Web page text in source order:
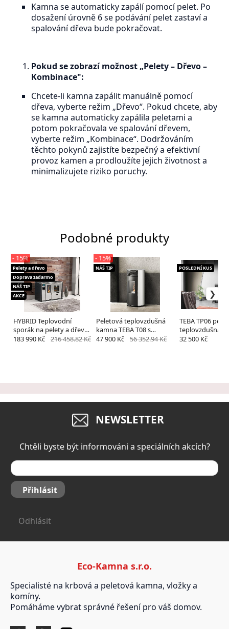
Kamna se automaticky zapálí pomocí pelet. Po
dosažení úrovně 6 se podávání pelet zastaví a
spalování dřeva bude pokračovat.
Pokud se zobrazí možnost „Pelety – Dřevo –
Kombinace":
Chcete-li kamna zapálit manuálně pomocí
dřeva, vyberte režim „Dřevo“. Pokud chcete, aby
se kamna automaticky zapálila peletami a
potom pokračovala ve spalování dřevem,
vyberte režim „Kombinace“. Dodržováním
těchto pokynů zajistíte bezpečný a efektivní
provoz kamen a prodloužíte jejich životnost a
minimalizujete riziko poruchy.
Podobné produkty
HYBRID Teplovodní
sporák na pelety a dřevo
TEBA Hybrid 23kw
Pelety a dřevo
Doprava zadarmo
NÁŠ TIP
AKCE
- 15%
183 990 Kč 216 458.82 Kč
Peletová teplovzdušná
kamna TEBA T08 s
výkonem 10KW
NÁŠ TIP
- 15%
47 900 Kč 56 352.94 Kč
TEBA TP06
teplovzdušná
výkonem 8KW
POSLEDNÍ KUS
32 500 Kč
NEWSLETTER
Chtěli byste být informováni a speciálních akcích?
Přihlásit
Odhlásit
Eco-Kamna s.r.o.
Specialisté na krbová a peletová kamna, vložky a
komíny.
Pomáháme vybrat správné řešení pro váš domov.